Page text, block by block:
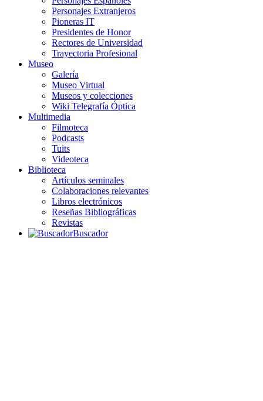
Personajes Extranjeros
Pioneras IT
Presidentes de Honor
Rectores de Universidad
Trayectoria Profesional
Museo
Galería
Museo Virtual
Museos y colecciones
Wiki Telegrafía Óptica
Multimedia
Filmoteca
Podcasts
Tuits
Videoteca
Biblioteca
Artículos seminales
Colaboraciones relevantes
Libros electrónicos
Reseñas Bibliográficas
Revistas
Buscador